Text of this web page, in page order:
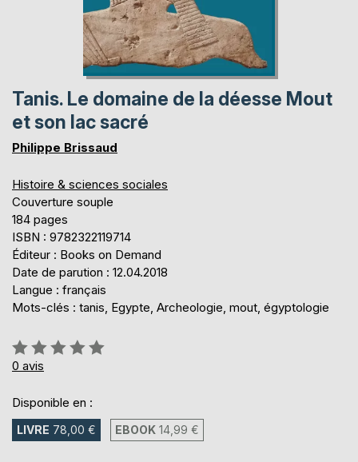
Tanis. Le domaine de la déesse Mout
et son lac sacré
Philippe Brissaud
Histoire & sciences sociales
Couverture souple
184 pages
ISBN : 9782322119714
Éditeur : Books on Demand
Date de parution : 12.04.2018
Langue : français
Mots-clés : tanis, Egypte, Archeologie, mout, égyptologie
Évaluation:
0%
0 avis
Disponible en :
LIVRE 78,00 € EBOOK 14,99 €